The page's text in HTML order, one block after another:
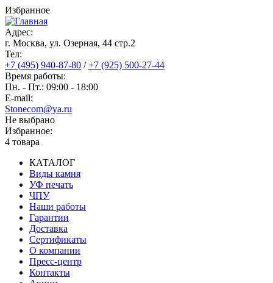
Перейти
к
основному
содержанию
Избранное
Адрес:
г. Москва, ул. Озерная, 44 cтр.2
Тел:
+7 (495) 940-87-80 /+7 (925) 500-27-44
Время работы:
Пн. - Пт.: 09:00 - 18:00
E-mail:
Stonecom@ya.ru
Не выбрано
Избранное:
4 товара
Основная
навигация
КАТАЛОГ
Виды камня
УФ печать
ЧПУ
Наши работы
Гарантии
Доставка
Сертификаты
О компании
Пресс-центр
Контакты